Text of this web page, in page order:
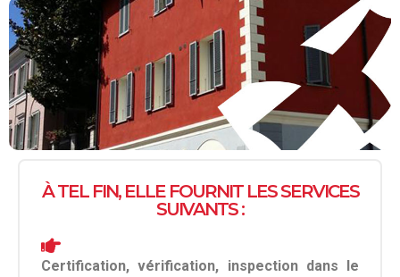
À TEL FIN, ELLE FOURNIT LES SERVICES
SUIVANTS :
Certification, vérification, inspection dans le